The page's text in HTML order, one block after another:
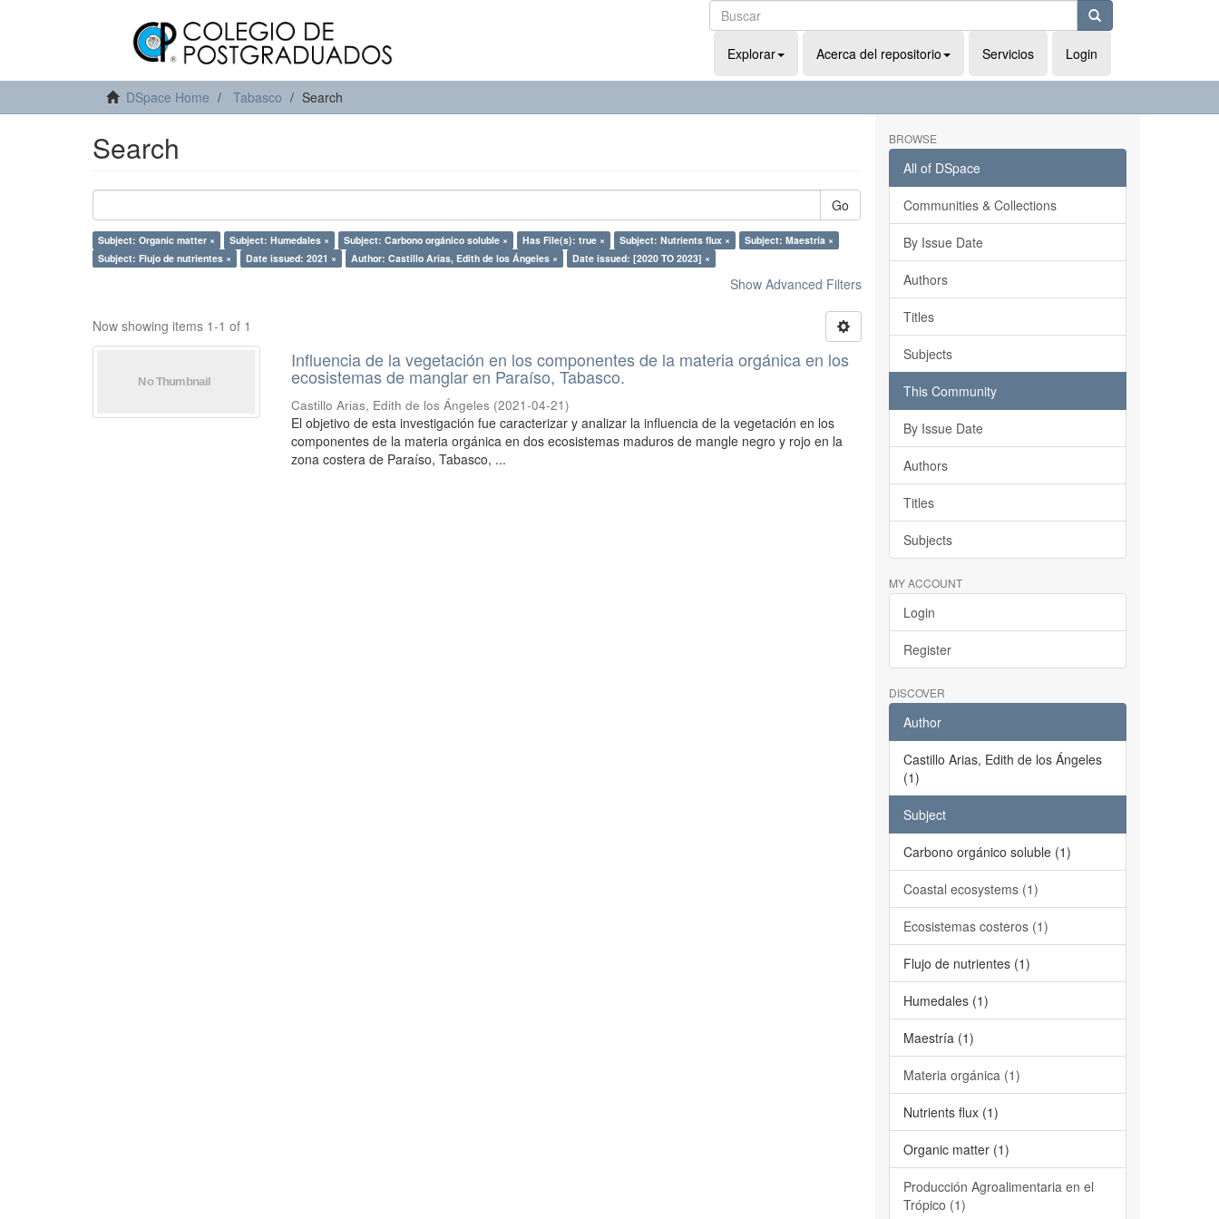
Explorar Acerca del repositorio Servicios Login
DSpace Home Tabasco Search
Search
Go
Subject: Organic matter × Subject: Humedales × Subject: Carbono orgánico soluble × Has File(s): true × Subject: Nutrients flux ×
Subject: Maestría ×
Subject: Flujo de nutrientes ×
Date issued: 2021 × Author: Castillo Arias, Edith de los Ángeles × Date issued: [2020 TO 2023] ×
Show Advanced Filters
Now showing items 1-1 of 1
Influencia de la vegetación en los componentes de la materia orgánica en los
ecosistemas de manglar en Paraíso, Tabasco.
Castillo Arias, Edith de los Ángeles (2021-04-21)
El objetivo de esta investigación fue caracterizar y analizar la influencia de la vegetación en los
componentes de la materia orgánica en dos ecosistemas maduros de mangle negro y rojo en la
zona costera de Paraíso, Tabasco, ...
BROWSE
All of DSpace
Communities & Collections
By Issue Date
Authors
Titles
Subjects
This Community
By Issue Date
Authors
Titles
Subjects
MY ACCOUNT
Login
Register
DISCOVER
Author
Castillo Arias, Edith de los Ángeles
(1)
Subject
Carbono orgánico soluble (1)
Coastal ecosystems (1)
Ecosistemas costeros (1)
Flujo de nutrientes (1)
Humedales (1)
Maestría (1)
Materia orgánica (1)
Nutrients flux (1)
Organic matter (1)
Producción Agroalimentaria en el
Trópico (1)